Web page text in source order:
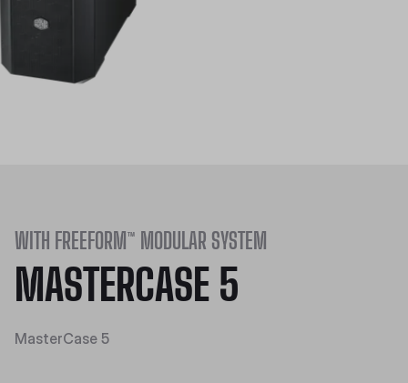
WITH FREEFORM™ MODULAR SYSTEM
MASTERCASE 5
MasterCase 5